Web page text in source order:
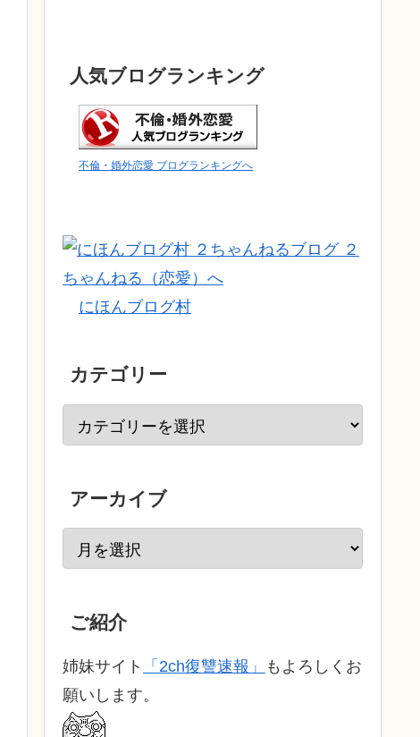
人気ブログランキング
不倫・婚外恋愛 ブログランキングへ
にほんブログ村
カテゴリー
アーカイブ
ご紹介
姉妹サイト 「2ch復讐速報」
もよろしくお
願いします。